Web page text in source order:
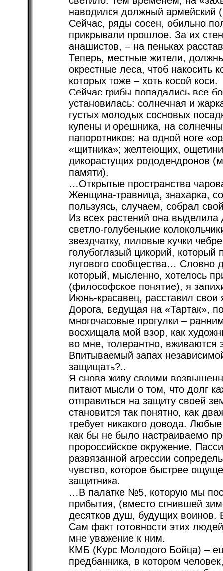
наводился должный армейский
Сейчас, ряды сосен, обильно
прикрывали прошлое. За их
анашистов, – на пеньках
Теперь, местные жители,
окрестные леса, чтоб накосить
которых тоже – хоть косой коси.
Сейчас грибы попадались все
установилась: солнечная и
густых молодых сосновых
купены и орешника, на
папоротников: на одной ноге
«щитника»; желтеющих,
дикорастущих рододендронов
памяти).
…Открытые пространства
Женщина-травница, знахарка,
пользуясь, случаем, собрал
Из всех растений она
светло-голубенькие
звездчатку, лиловые кучки
голубоглазый цикорий, который
лугового сообщества… Словно
который, мысленно, хотелось
(философское понятие), я
Июнь-красавец, расставил свои
Дорога, ведущая на «Тартак»,
многочасовые прогулки –
восхищала мой взор, как
во мне, толерантно, вживаются
Впитываемый запах
защищать?..
Я снова живу своими
питают мысли о том, что долг
отправиться на защиту своей
становится так понятно, как
требует никакого довода.
как бы не было настраиваемо
пророссийское окружение.
развязанной агрессии
чувство, которое быстрее
защитника.
…В палатке №5, которую мы
прибытия, (вместо сгнившей
десятков душ, будущих воинов.
Сам факт готовности этих
мне уважение к ним.
КМБ (Курс Молодого Бойца) –
предбанника, в котором